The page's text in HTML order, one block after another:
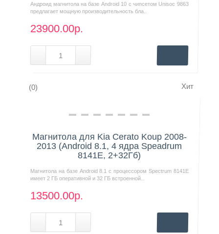
Андроид магнитола на базе Android 10 с чипсетом Unisoc 9863
предлагает мощную производительность бла..
23900.00р.
(0) Хит
Нашли дешевле?
Магнитола для Kia Cerato Koup 2008-
2013 (Android 8.1, 4 ядра Speadrum
8141E, 2+32Гб)
Магнитола на базе Android 8.1 с процессором Spectrum 8141E
имеет 2 ГБ оперативной и 32 ГБ встроенной..
13500.00р.